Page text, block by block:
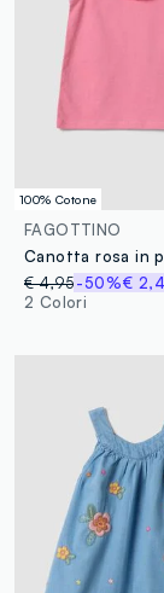
100% Cotone
FAGOTTINO
€ 4,95-50%€
2 Colori